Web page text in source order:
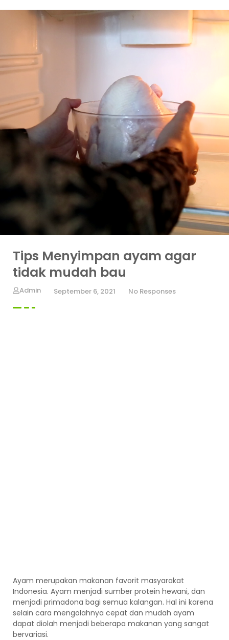
Tips Menyimpan ayam agar
tidak mudah bau
Admin September 6, 2021 No Responses
Ayam merupakan makanan favorit masyarakat
Indonesia. Ayam menjadi sumber protein hewani, dan
menjadi primadona bagi semua kalangan. Hal ini karena
selain cara mengolahnya cepat dan mudah ayam
dapat diolah menjadi beberapa makanan yang sangat
bervariasi.